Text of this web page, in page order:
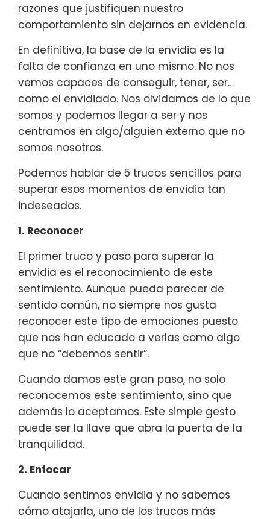
razones que justifiquen nuestro
comportamiento sin dejarnos en evidencia.
En definitiva, la base de la envidia es la
falta de confianza en uno mismo. No nos
vemos capaces de conseguir, tener, ser…
como el envidiado. Nos olvidamos de lo que
somos y podemos llegar a ser y nos
centramos en algo/alguien externo que no
somos nosotros.
Podemos hablar de 5 trucos sencillos para
superar esos momentos de envidia tan
indeseados.
1. Reconocer
El primer truco y paso para superar la
envidia es el reconocimiento de este
sentimiento. Aunque pueda parecer de
sentido común, no siempre nos gusta
reconocer este tipo de emociones puesto
que nos han educado a verlas como algo
que no “debemos sentir”.
Cuando damos este gran paso, no solo
reconocemos este sentimiento, sino que
además lo aceptamos. Este simple gesto
puede ser la llave que abra la puerta de la
tranquilidad.
2. Enfocar
Cuando sentimos envidia y no sabemos
cómo atajarla, uno de los trucos más